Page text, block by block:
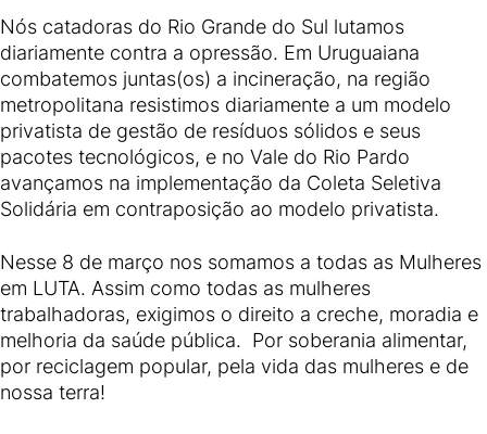
Nós catadoras do Rio Grande do Sul lutamos
diariamente contra a opressão. Em Uruguaiana
combatemos juntas(os) a incineração, na região
metropolitana resistimos diariamente a um modelo
privatista de gestão de resíduos sólidos e seus
pacotes tecnológicos, e no Vale do Rio Pardo
avançamos na implementação da Coleta Seletiva
Solidária em contraposição ao modelo privatista.
Nesse 8 de março nos somamos a todas as Mulheres
em LUTA. Assim como todas as mulheres
trabalhadoras, exigimos o direito a creche, moradia e
melhoria da saúde pública. Por soberania alimentar,
por reciclagem popular, pela vida das mulheres e de
nossa terra!